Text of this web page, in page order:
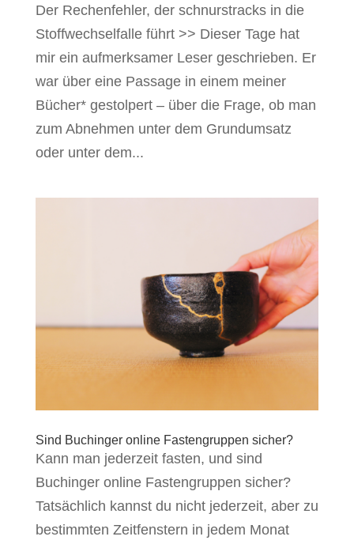
Der Rechenfehler, der schnurstracks in die
Stoffwechselfalle führt >> Dieser Tage hat
mir ein aufmerksamer Leser geschrieben. Er
war über eine Passage in einem meiner
Bücher* gestolpert – über die Frage, ob man
zum Abnehmen unter dem Grundumsatz
oder unter dem...
Sind Buchinger online Fastengruppen sicher?
Kann man jederzeit fasten, und sind
Buchinger online Fastengruppen sicher?
Tatsächlich kannst du nicht jederzeit, aber zu
bestimmten Zeitfenstern in jedem Monat